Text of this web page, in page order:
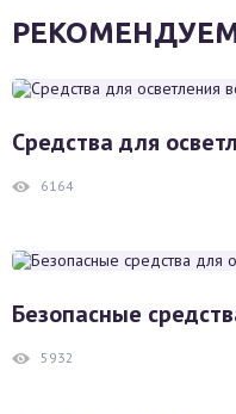
Средства для
6164
Безопасные
5932